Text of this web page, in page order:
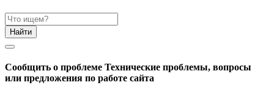
Найти
Cообщить о проблеме Технические проблемы, вопросы
или предложения по работе сайта